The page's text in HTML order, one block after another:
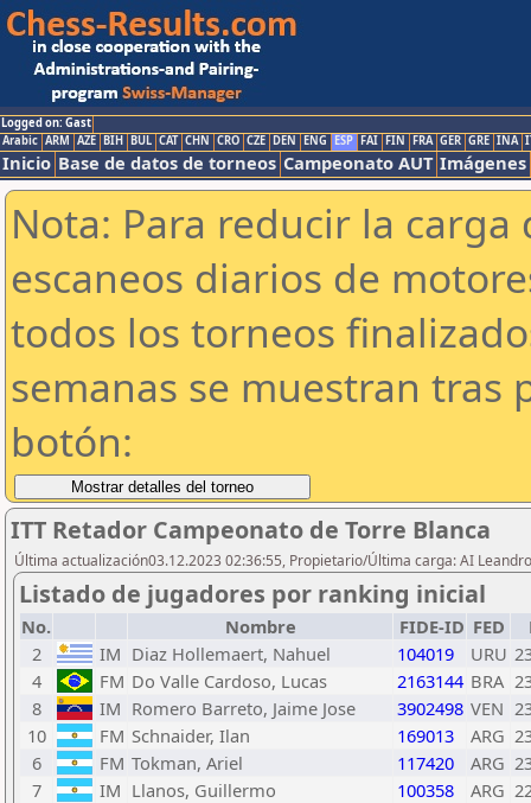
Logged on: Gast
Arabic ARM AZE BIH BUL CAT CHN CRO CZE DEN ENG ESP FAI FIN FRA GER GRE INA
Inicio Base de datos de torneos Campeonato AUT Imágenes
Nota: Para reducir la
escaneos diarios de
todos los torneos
semanas se muestran tras
botón:
ITT Retador Campeonato de Torre Blanca
Última actualización03.12.2023 02:36:55, Propietario/Última carga: AI
Listado de jugadores por ranking inicial
No. Nombre FIDE-ID FED
2
IM Diaz Hollemaert, Nahuel 104019 URU
4
FM Do Valle Cardoso, Lucas 2163144 BRA
8
IM Romero Barreto, Jaime Jose 3902498 VEN
10
FM Schnaider, Ilan 169013 ARG
6
FM Tokman, Ariel 117420 ARG
7
IM Llanos, Guillermo 100358 ARG